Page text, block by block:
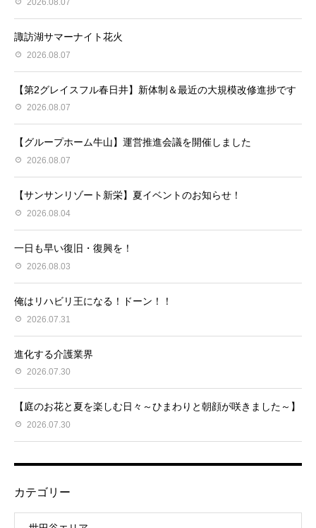
諏訪湖サマーナイト花火
2026.08.07
【第2グレイスフル春日井】新体制＆最近の大規模改修進捗です
2026.08.07
【グループホーム牛山】運営推進会議を開催しました
2026.08.07
【サンサンリゾート新栄】夏イベントのお知らせ！
2026.08.04
一日も早い復旧・復興を！
2026.08.03
俺はリハビリ王になる！ドーン！！
2026.07.31
進化する介護業界
2026.07.30
【庭のお花と夏を楽しむ日々～ひまわりと朝顔が咲きました～】
2026.07.30
カテゴリー